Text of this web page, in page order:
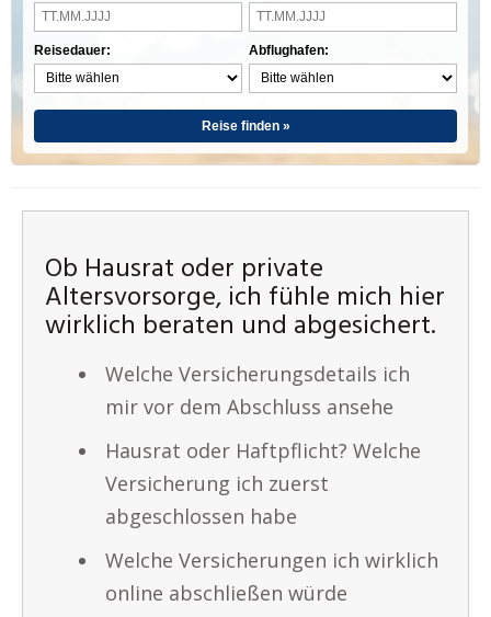
Reisedauer: Abflughafen:
Reise finden »
Ob Hausrat oder private
Altersvorsorge, ich fühle mich hier
wirklich beraten und abgesichert.
Welche Versicherungsdetails ich
mir vor dem Abschluss ansehe
Hausrat oder Haftpflicht? Welche
Versicherung ich zuerst
abgeschlossen habe
Welche Versicherungen ich wirklich
online abschließen würde